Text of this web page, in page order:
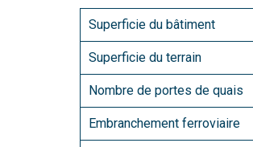
Superficie du bâtiment
Superficie du terrain
Nombre de portes de quais
Embranchement ferroviaire